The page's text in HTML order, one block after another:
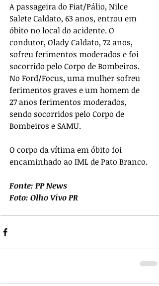
A passageira do Fiat/Pálio, Nilce
Salete Caldato, 63 anos, entrou em
óbito no local do acidente. O
condutor, Olady Caldato, 72 anos,
sofreu ferimentos moderados e foi
socorrido pelo Corpo de Bombeiros.
No Ford/Focus, uma mulher sofreu
ferimentos graves e um homem de
27 anos ferimentos moderados,
sendo socorridos pelo Corpo de
Bombeiros e SAMU.
O corpo da vítima em óbito foi
encaminhado ao IML de Pato Branco.
Fonte: PP News
Foto: Olho Vivo PR